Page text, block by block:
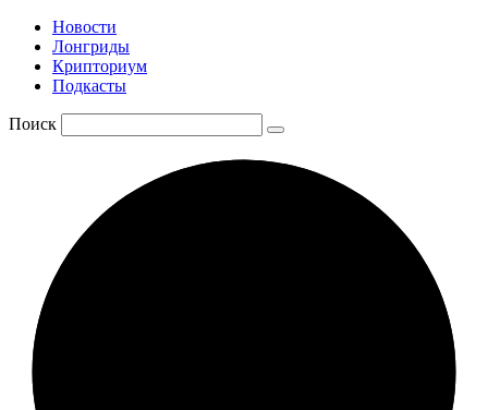
Новости
Лонгриды
Крипториум
Подкасты
Поиск